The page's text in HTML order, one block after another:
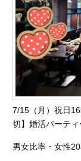
7/15（月）祝日
切】婚活パーティ
男女比率・女性